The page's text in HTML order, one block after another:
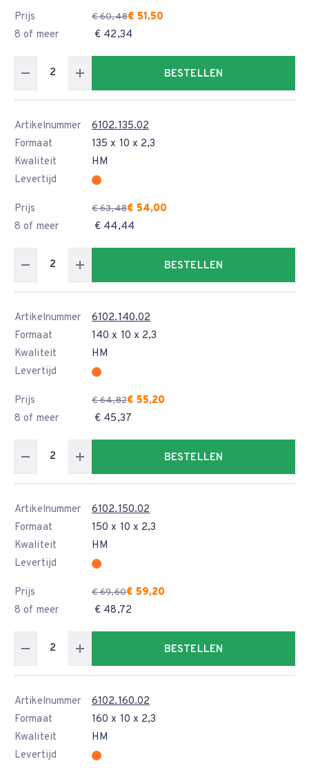
Prijs € 60,48€ 51,50
8 of meer
€ 42,34
BESTELLEN
Artikelnummer
6102.135.02
Formaat
135 x 10 x 2,3
Kwaliteit
HM
Levertijd
Prijs € 63,48€ 54,00
8 of meer
€ 44,44
BESTELLEN
Artikelnummer
6102.140.02
Formaat
140 x 10 x 2,3
Kwaliteit
HM
Levertijd
Prijs € 64,82€ 55,20
8 of meer
€ 45,37
BESTELLEN
Artikelnummer
6102.150.02
Formaat
150 x 10 x 2,3
Kwaliteit
HM
Levertijd
Prijs € 69,60€ 59,20
8 of meer
€ 48,72
BESTELLEN
Artikelnummer
6102.160.02
Formaat
160 x 10 x 2,3
Kwaliteit
HM
Levertijd